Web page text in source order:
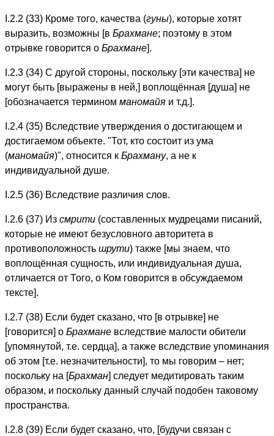
I.2.2 (33) Кроме того, качества (гуны), которые хотят
выразить, возможны [в Брахмане; поэтому в этом
отрывке говорится о Брахмане].
I.2.3 (34) С другой стороны, поскольку [эти качества] не
могут быть [выражены в ней,] воплощённая [душа] не
[обозначается термином маномайя и т.д.].
I.2.4 (35) Вследствие утверждения о достигающем и
достигаемом объекте. "Тот, кто состоит из ума
(маномайя)", относится к Брахману, а не к
индивидуальной душе.
I.2.5 (36) Вследствие различия слов.
I.2.6 (37) Из смрити (составленных мудрецами писаний,
которые не имеют безусловного авторитета в
противоположность шрути) также [мы знаем, что
воплощённая сущность, или индивидуальная душа,
отличается от Того, о Ком говорится в обсуждаемом
тексте].
I.2.7 (38) Если будет сказано, что [в отрывке] не
[говорится] о Брахмане вследствие малости обители
[упомянутой, т.е. сердца], а также вследствие упоминания
об этом [т.е. незначительности], то мы говорим – нет;
поскольку на [Брахман] следует медитировать таким
образом, и поскольку данный случай подобен таковому
пространства.
I.2.8 (39) Если будет сказано, что, [будучи связан с